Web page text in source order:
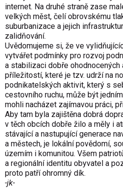
internet. Na druhé straně zase
velkých měst, čelí obrovskému
suburbanizace a jejich
zalidňování.
Uvědomujeme si, že ve
vytvářet podmínky pro rozvoj
a stabilizaci dobře ohodnocených
příležitostí, které je tzv. udrží na
podnikatelských aktivit, který s
cestovního ruchu, může být
mohli nacházet zajímavou práci,
Aby tam byla zajištěna dobrá
v těch obcích dobře žilo a měly i
stávající a nastupující generace
a městech, je lokální povědomí,
územím i komunitou. Všem
a regionální identitu obyvatel a
proto patří ohromný dík.
-jk-